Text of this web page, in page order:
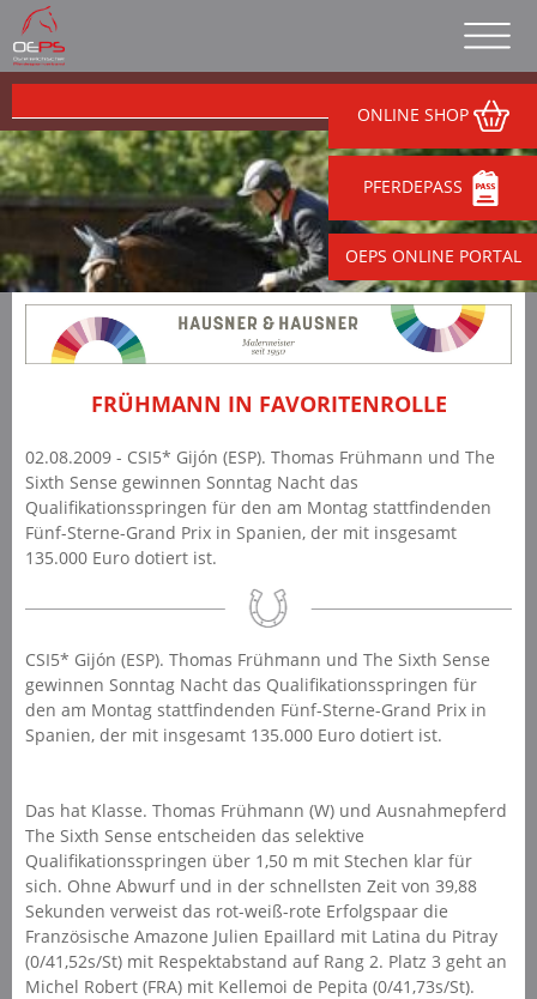
ONLINE SHOP
PFERDEPASS
OEPS ONLINE PORTAL
FRÜHMANN IN FAVORITENROLLE
02.08.2009 - CSI5* Gijón (ESP). Thomas Frühmann und The
Sixth Sense gewinnen Sonntag Nacht das
Qualifikationsspringen für den am Montag stattfindenden
Fünf-Sterne-Grand Prix in Spanien, der mit insgesamt
135.000 Euro dotiert ist.
CSI5* Gijón (ESP). Thomas Frühmann und The Sixth Sense
gewinnen Sonntag Nacht das Qualifikationsspringen für
den am Montag stattfindenden Fünf-Sterne-Grand Prix in
Spanien, der mit insgesamt 135.000 Euro dotiert ist.
Das hat Klasse. Thomas Frühmann (W) und Ausnahmepferd
The Sixth Sense entscheiden das selektive
Qualifikationsspringen über 1,50 m mit Stechen klar für
sich. Ohne Abwurf und in der schnellsten Zeit von 39,88
Sekunden verweist das rot-weiß-rote Erfolgspaar die
Französische Amazone Julien Epaillard mit Latina du Pitray
(0/41,52s/St) mit Respektabstand auf Rang 2. Platz 3 geht an
Michel Robert (FRA) mit Kellemoi de Pepita (0/41,73s/St).